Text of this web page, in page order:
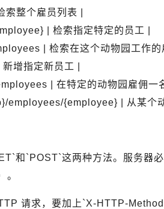
整个雇员列表 |
| 检索指定特定的员工 |
| 检索在这个动物园工作
增指定新员工 |
| 在特定的动物园雇佣一
employees/{employee} | 从某个
和`POST`这两种方法。服务器
。
请求，要加上`X-HTTP-